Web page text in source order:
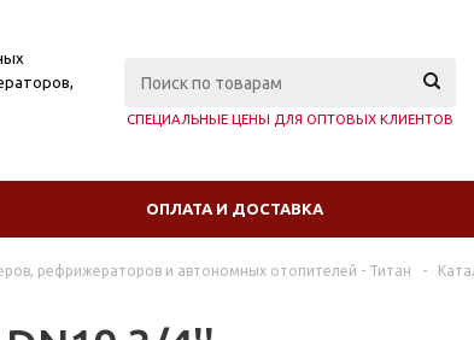
СПЕЦИАЛЬНЫЕ ЦЕНЫ ДЛЯ ОПТОВЫХ КЛИЕНТОВ
ОПЛАТА И ДОСТАВКА
рефрижераторов и автономных отопителей - Титан -